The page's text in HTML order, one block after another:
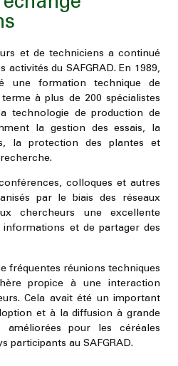
et de techniciens a continué
activités du SAFGRAD. En 1989,
une formation technique de
à plus de 200 spécialistes
technologie de production de
la gestion des essais, la
la protection des plantes et
recherche.
colloques et autres
par le biais des réseaux
chercheurs une excellente
informations et de partager des
fréquentes réunions techniques
propice à une interaction
Cela avait été un important
et à la diffusion à grande
améliorées pour les céréales
participants au SAFGRAD.